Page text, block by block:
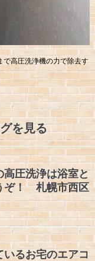
で高圧洗浄機の力で除去す
を見る
高圧洗浄は浴室と
ぞ！ 札幌市西区
るお宅のエアコ